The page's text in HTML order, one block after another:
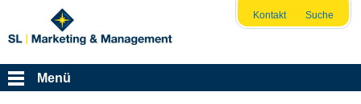
Kontakt Suche
Menü